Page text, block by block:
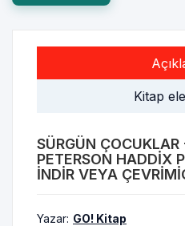
Kitap
SÜRGÜN ÇOCUKLAR
PETERSON HADDIX
INDIR VEYA
Yazar: GO! Kitap